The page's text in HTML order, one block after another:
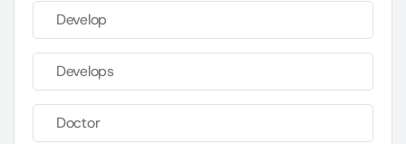
Develop
Develops
Doctor